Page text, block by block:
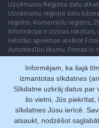
Uzņēmumu Reģistra datu
Uzņēmumu reģistra datu
reģistrs, Komercķīlu reģistrs,
Informācijai ir izziņas
lietotājs apņemas ievērot
Autortiesību likumu. Firmas.lv
lēmumiem, kas balstīti uz
izmantot jebkādas
piekļuvei sistēmai bez
redaktore: Ingūna Pempere.
Lietošanas noteikumi
Informējam, ka šajā
izmantotas sīkdatnes
Sīkdatne uzkrāj datus par
šo vietni, Jūs piekrītat,
sīkdatnes Jūsu ierīcē.
atsaukt, nodzēšot